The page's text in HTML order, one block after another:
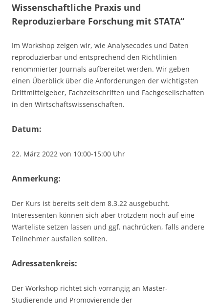
Wissenschaftliche Praxis und
Reproduzierbare Forschung mit STATA“
Im Workshop zeigen wir, wie Analysecodes und Daten
reproduzierbar und entsprechend den Richtlinien
renommierter Journals aufbereitet werden. Wir geben
einen Überblick über die Anforderungen der wichtigsten
Drittmittelgeber, Fachzeitschriften und Fachgesellschaften
in den Wirtschaftswissenschaften.
Datum:
22. März 2022 von 10:00-15:00 Uhr
Anmerkung:
Der Kurs ist bereits seit dem 8.3.22 ausgebucht.
Interessenten können sich aber trotzdem noch auf eine
Warteliste setzen lassen und ggf. nachrücken, falls andere
Teilnehmer ausfallen sollten.
Adressatenkreis:
Der Workshop richtet sich vorrangig an Master-
Studierende und Promovierende der